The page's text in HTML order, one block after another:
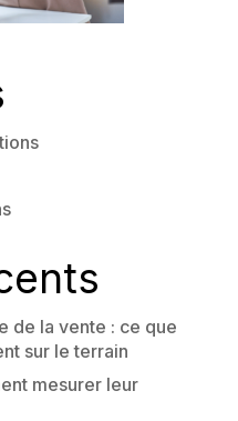
de la vente : ce que
sur le terrain
mesurer leur